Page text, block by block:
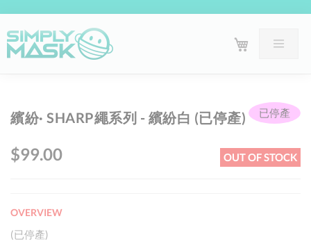
繽紛· SHARP繩系列 - 繽紛白 (已停產)
$99.00 OUT OF STOCK
OVERVIEW
(已停產)
Skip
to
the
end
images
gallery
已停產